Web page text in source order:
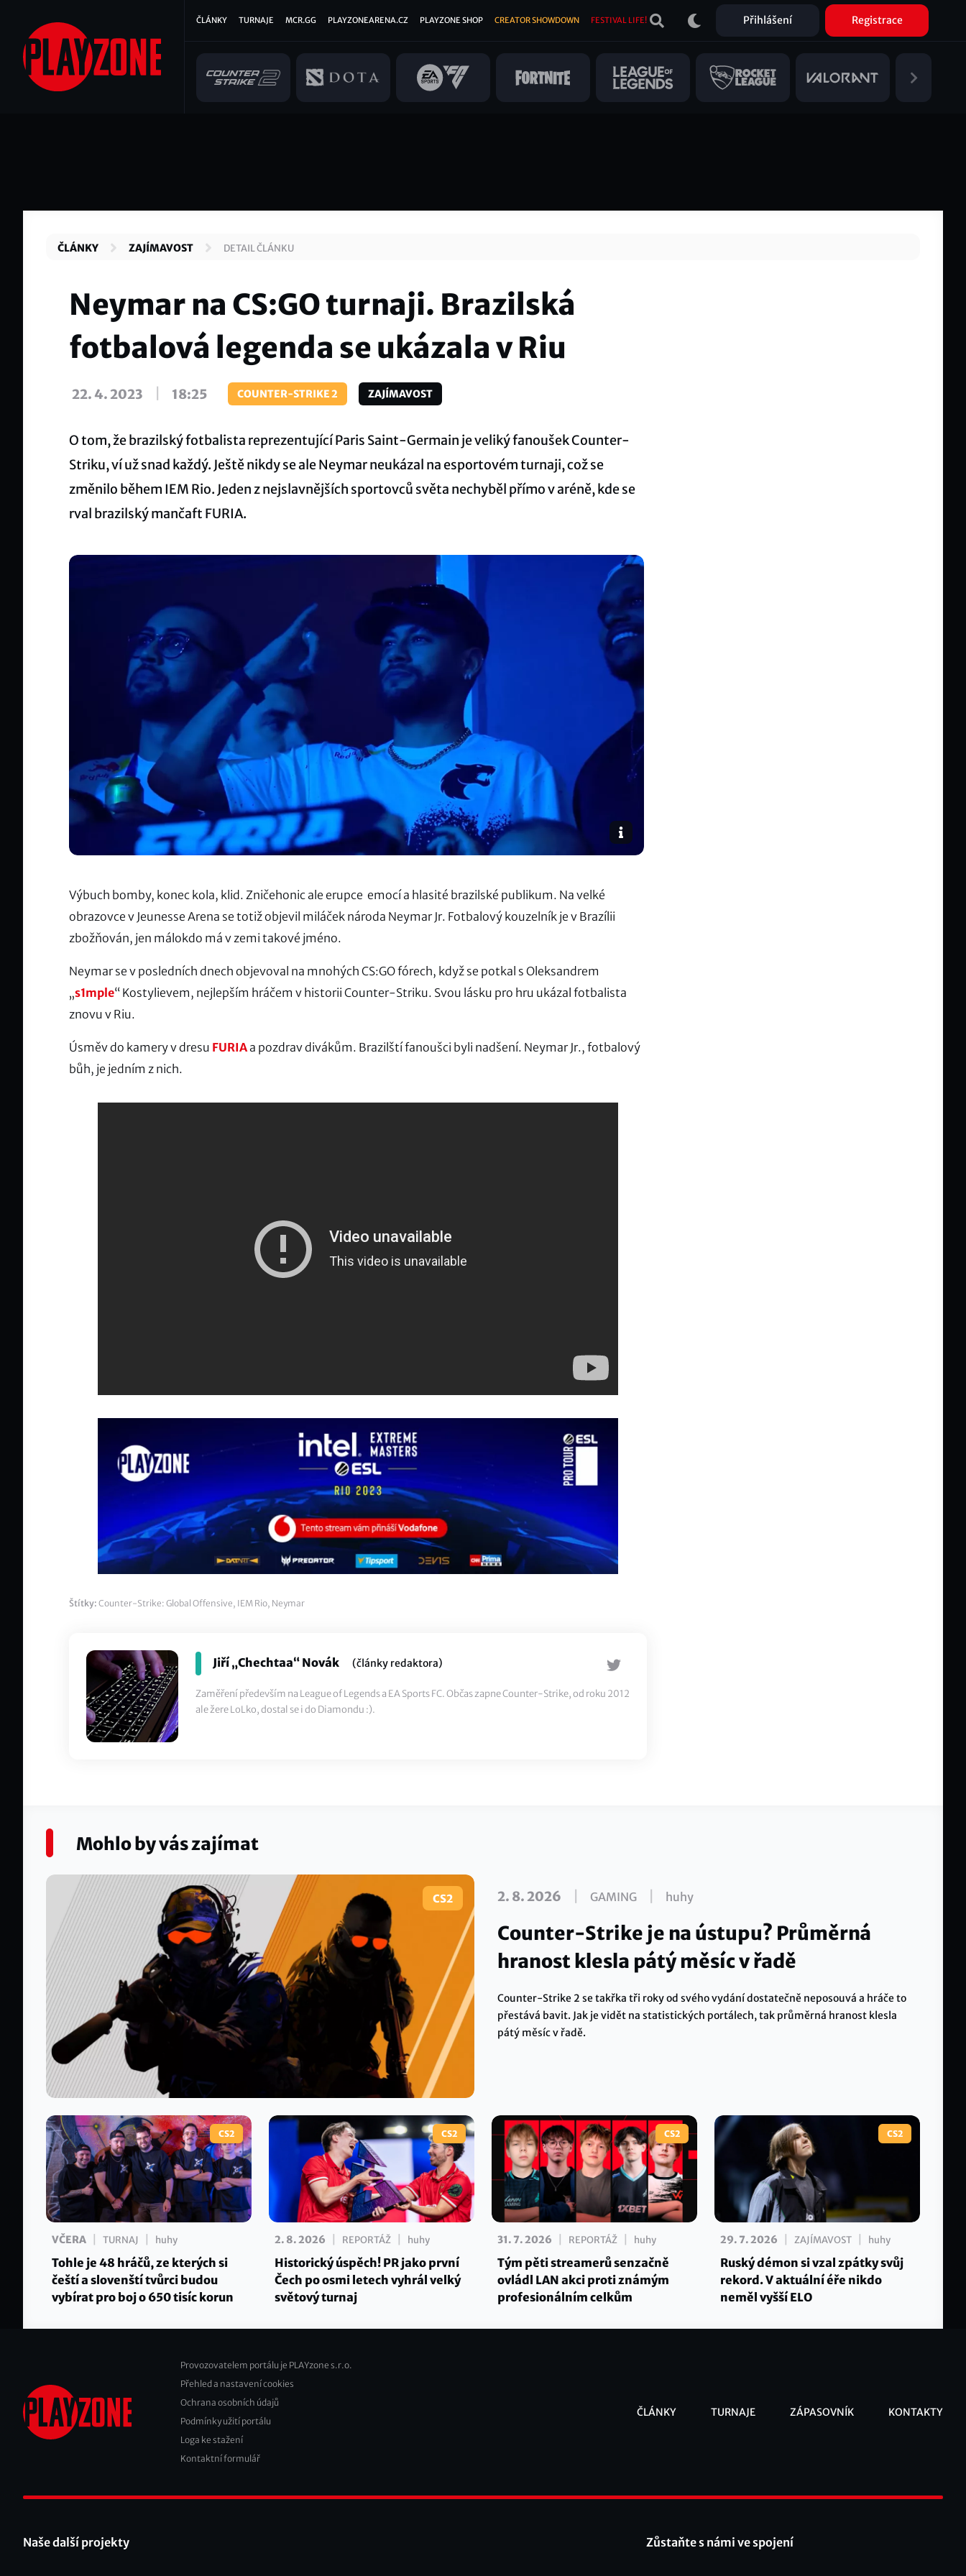
hlavnímu
obsahu
Přihlášení Registrace
Hlavní
ČLÁNKY TURNAJE MCR.GG PLAYZONEARENA.CZ PLAYZONE SHOP CREATOR SHOWDOWN FESTIVAL LIFE!
ČLÁNKY ZAJÍMAVOST DETAIL ČLÁNKU
Neymar na CS:GO turnaji. Brazilská
fotbalová legenda se ukázala v Riu
22. 4. 2023 18:25 COUNTER-STRIKE 2 ZAJÍMAVOST
O tom, že brazilský fotbalista reprezentující Paris Saint-Germain je veliký fanoušek Counter-
Striku, ví už snad každý. Ještě nikdy se ale Neymar neukázal na esportovém turnaji, což se
změnilo během IEM Rio. Jeden z nejslavnějších sportovců světa nechyběl přímo v aréně, kde se
rval brazilský mančaft FURIA.
Výbuch bomby, konec kola, klid. Zničehonic ale erupce emocí a hlasité brazilské publikum. Na velké
obrazovce v Jeunesse Arena se totiž objevil miláček národa Neymar Jr. Fotbalový kouzelník je v Brazílii
zbožňován, jen málokdo má v zemi takové jméno.
Neymar se v posledních dnech objevoval na mnohých CS:GO fórech, když se potkal s Oleksandrem
„s1mple“ Kostylievem, nejlepším hráčem v historii Counter-Striku. Svou lásku pro hru ukázal fotbalista
znovu v Riu.
Úsměv do kamery v dresu FURIAa pozdrav divákům. Brazilští fanoušci byli nadšení. Neymar Jr., fotbalový
bůh, je jedním z nich.
Štítky: Counter-Strike: Global Offensive, IEM Rio, Neymar
Jiří „Chechtaa“ Novák (články redaktora)
Zaměření především na League of Legends a EA Sports FC. Občas zapne Counter-Strike, od roku 2012
ale žere LoLko, dostal se i do Diamondu :).
Mohlo by vás zajímat
CS2 2. 8. 2026 GAMING huhy
Counter-Strike je na ústupu? Průměrná
hranost klesla pátý měsíc v řadě
Counter-Strike 2 se takřka tři roky od svého vydání dostatečně neposouvá a hráče to
přestává bavit. Jak je vidět na statistických portálech, tak průměrná hranost klesla
pátý měsíc v řadě.
CS2
VČERA TURNAJ huhy
Tohle je 48 hráčů, ze kterých si
čeští a slovenští tvůrci budou
vybírat pro boj o 650 tisíc korun
CS2
2. 8. 2026 REPORTÁŽ huhy
Historický úspěch! PR jako první
Čech po osmi letech vyhrál velký
světový turnaj
CS2
31. 7. 2026 REPORTÁŽ huhy
Tým pěti streamerů senzačně
ovládl LAN akci proti známým
profesionálním celkům
CS2
29. 7. 2026 ZAJÍMAVOST huhy
Ruský démon si vzal zpátky svůj
rekord. V aktuální éře nikdo
neměl vyšší ELO
Footer
2
Provozovatelem portálu je PLAYzone s.r.o.
Přehled a nastavení cookies
Ochrana osobních údajů
Podmínky užití portálu
Loga ke stažení
Kontaktní formulář
ČLÁNKY TURNAJE ZÁPASOVNÍK KONTAKTY
Naše další projekty Zůstaňte s námi ve spojení